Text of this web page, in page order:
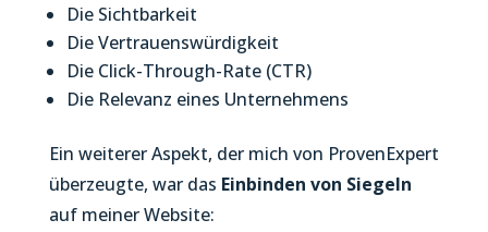
Die Sichtbarkeit
Die Vertrauenswürdigkeit
Die Click-Through-Rate (CTR)
Die Relevanz eines Unternehmens
Ein weiterer Aspekt, der mich von ProvenExpert
überzeugte, war das Einbinden von Siegeln
auf meiner Website: